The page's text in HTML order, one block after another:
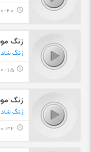
query_builder
زنگ
زنگ شاد
query_builder
زنگ
زنگ شاد
query_builder